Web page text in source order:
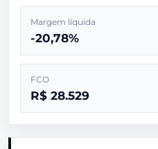
Margem líquida
-20,78%
FCO
R$ 28.529